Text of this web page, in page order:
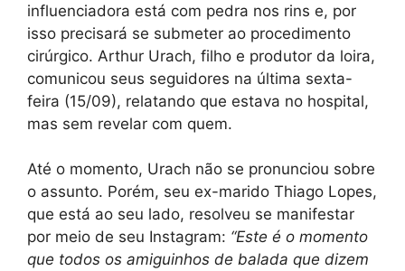
influenciadora está com pedra nos rins e, por
isso precisará se submeter ao procedimento
cirúrgico. Arthur Urach, filho e produtor da loira,
comunicou seus seguidores na última sexta-
feira (15/09), relatando que estava no hospital,
mas sem revelar com quem.
Até o momento, Urach não se pronunciou sobre
o assunto. Porém, seu ex-marido Thiago Lopes,
que está ao seu lado, resolveu se manifestar
por meio de seu Instagram: “Este é o momento
que todos os amiguinhos de balada que dizem